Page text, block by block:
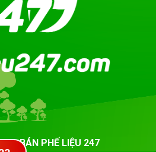
BÁN PHẾ LIỆU 247